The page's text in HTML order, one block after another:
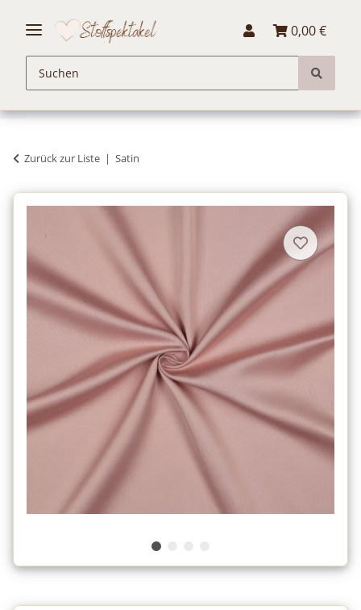
0,00 €
Zurück zur Liste Satin